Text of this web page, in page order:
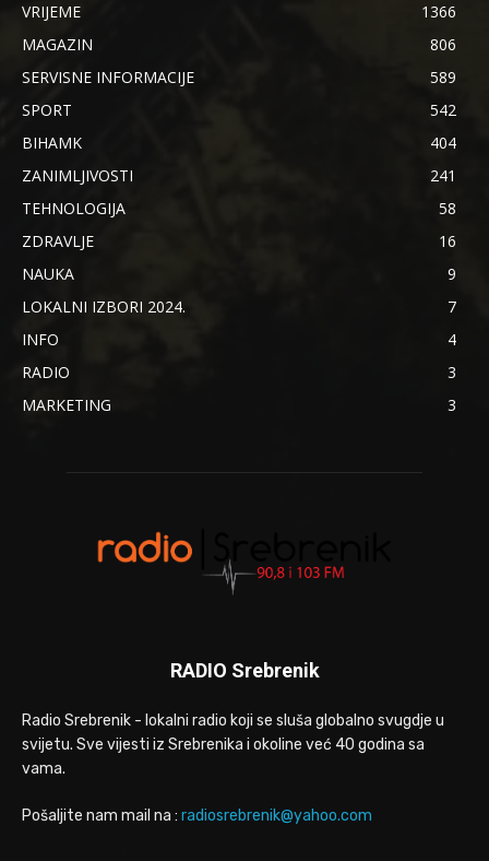
VRIJEME
1366
MAGAZIN
806
SERVISNE INFORMACIJE
589
SPORT
542
BIHAMK
404
ZANIMLJIVOSTI
241
TEHNOLOGIJA
58
ZDRAVLJE
16
NAUKA
9
LOKALNI IZBORI 2024.
7
INFO
4
RADIO
3
MARKETING
3
RADIO Srebrenik
Radio Srebrenik - lokalni radio koji se sluša globalno svugdje u
svijetu. Sve vijesti iz Srebrenika i okoline već 40 godina sa
vama.
Pošaljite nam mail na : radiosrebrenik@yahoo.com